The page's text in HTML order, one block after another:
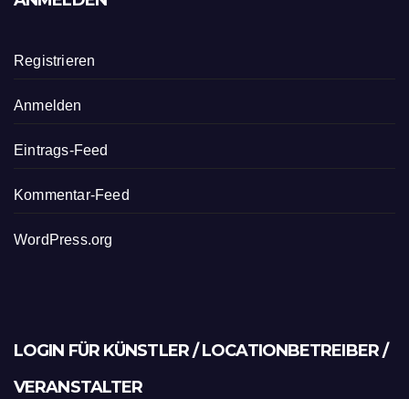
Registrieren
Anmelden
Eintrags-Feed
Kommentar-Feed
WordPress.org
LOGIN FÜR KÜNSTLER / LOCATIONBETREIBER /
VERANSTALTER